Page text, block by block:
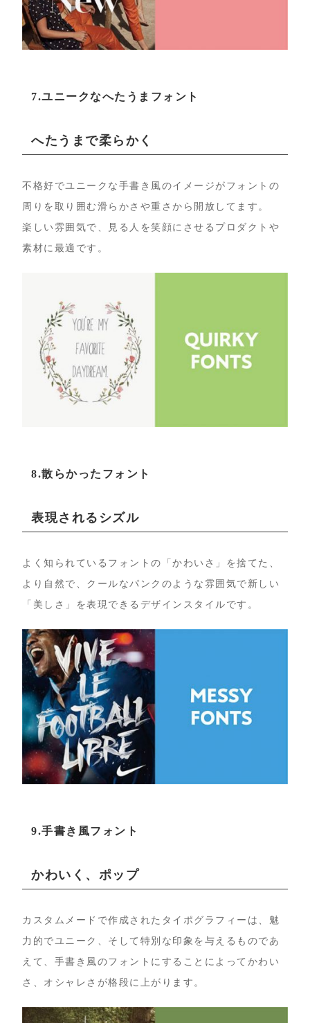
7.ユニークなへたうまフォント
へたうまで柔らかく
不格好でユニークな手書き風のイメージがフォントの
周りを取り囲む滑らかさや重さから開放してます。
楽しい雰囲気で、見る人を笑顔にさせるプロダクトや
素材に最適です。
8.散らかったフォント
表現されるシズル
よく知られているフォントの「かわいさ」を捨てた、
より自然で、クールなパンクのような雰囲気で新しい
「美しさ」を表現できるデザインスタイルです。
9.手書き風フォント
かわいく、ポップ
カスタムメードで作成されたタイポグラフィーは、魅
力的でユニーク、そして特別な印象を与えるものであ
えて、手書き風のフォントにすることによってかわい
さ、オシャレさが格段に上がります。